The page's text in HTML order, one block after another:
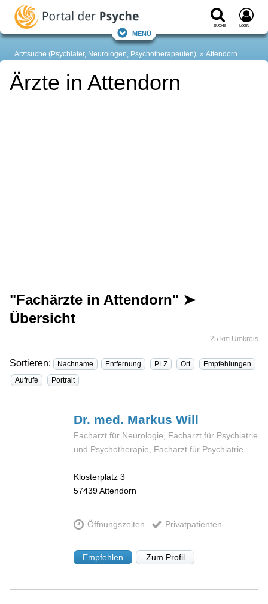
Suche Login
Menü
Arztsuche (Psychiater, Neurologen, Psychotherapeuten) Attendorn
Ärzte in Attendorn
"Fachärzte in Attendorn" ➤
Übersicht
25 km Umkreis
Sortieren: Nachname Entfernung PLZ Ort
Empfehlungen
Aufrufe
Portrait
Dr. med. MarkusWill
Facharzt für Neurologie, Facharzt für Psychiatrie
und Psychotherapie, Facharzt für Psychiatrie
Klosterplatz 3
57439Attendorn
Öffnungszeiten Privatpatienten
Empfehlen Zum Profil